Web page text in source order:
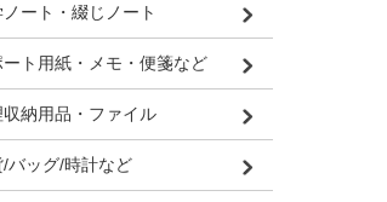
ノート・綴じノート
ート用紙・メモ・便箋など
収納用品・ファイル
/バッグ/時計など